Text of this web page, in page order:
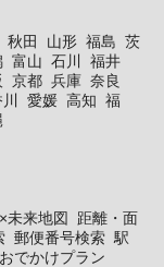
秋田 山形 福島 茨
富山 石川
福井
京都 兵庫 奈良
愛媛 高知 福
未来地図
距離・面
郵便番号検索 駅
おでかけプラン